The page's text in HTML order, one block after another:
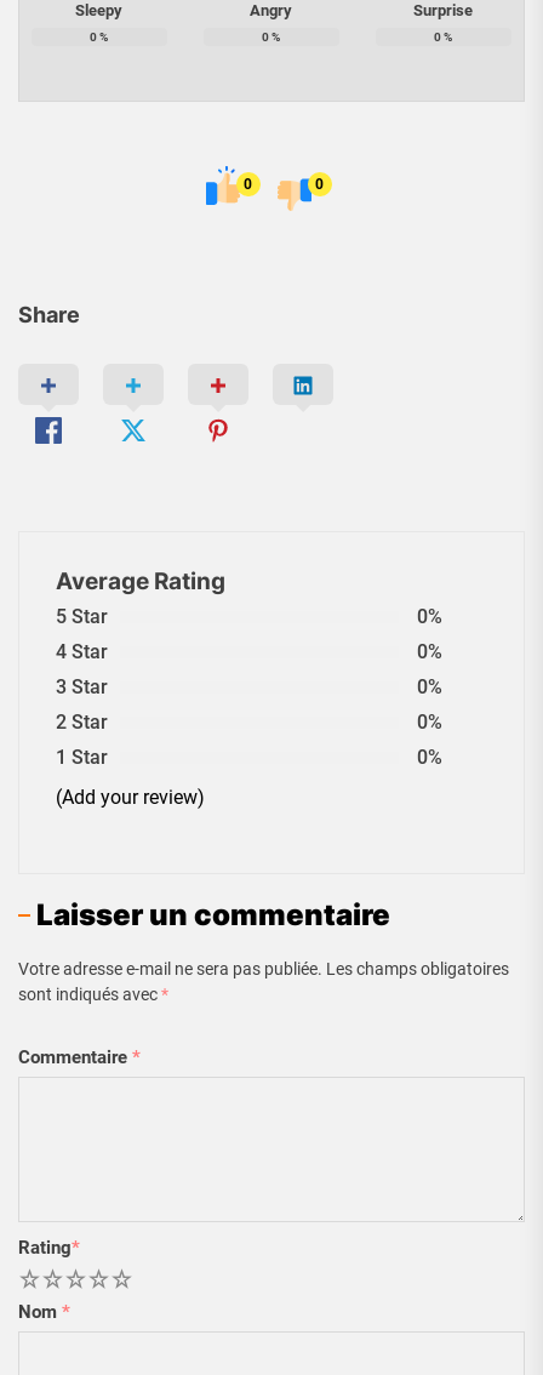
Share
Sleepy
0%
Angry
0%
Surprise
0%
0 0
Average Rating
5 Star
0%
4 Star
0%
3 Star
0%
2 Star
0%
1 Star
0%
(Add your review)
Laisser un commentaire
Votre adresse e-mail ne sera pas publiée. Les champs obligatoires
sont indiqués avec*
Commentaire *
Rating*
5
4
3
2
Nom *